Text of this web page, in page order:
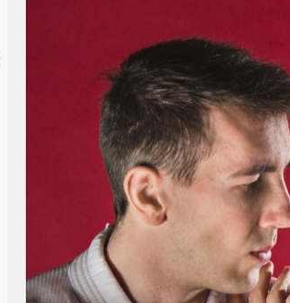
Choć aikido jest mniej znane niż
inne sztuki walki, takie jak
karate czy judo, stanowi ono
fascynującą dyscyplinę, która
łączy techniki samoobrony z
głęboką filozofią.…